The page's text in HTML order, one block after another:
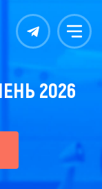
Контакты Меню
2026